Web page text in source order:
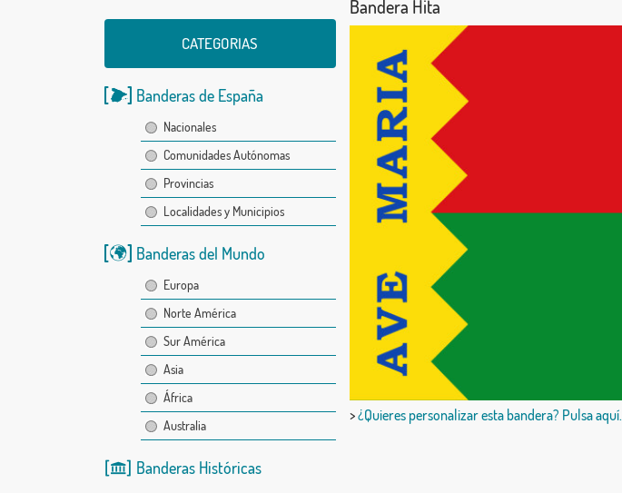
CATEGORIAS
Banderas de España
Nacionales
Comunidades Autónomas
Provincias
Localidades y Municipios
Banderas del Mundo
Europa
Norte América
Sur América
Asia
África
Australia
Banderas Históricas
Bandera Hita
>¿Quieres personalizar esta bandera? Pulsa aquí.